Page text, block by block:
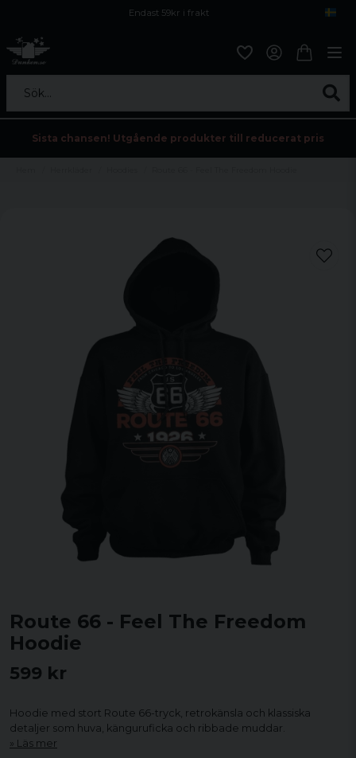
Endast 59kr i frakt
Sök...
Sista chansen! Utgående produkter till reducerat pris
Route 66 - Feel The Freedom
Hoodie
599 kr
Hoodie med stort Route 66-tryck, retrokänsla och klassiska
detaljer som huva, känguruficka och ribbade muddar.
Läs mer